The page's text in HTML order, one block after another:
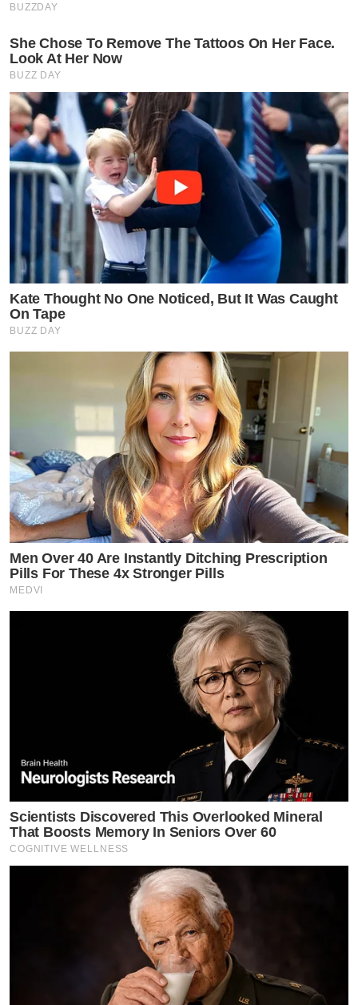
BUZZDAY
She Chose To Remove The Tattoos On Her Face.
Look At Her Now
BUZZ DAY
Kate Thought No One Noticed, But It Was Caught
On Tape
BUZZ DAY
Men Over 40 Are Instantly Ditching Prescription
Pills For These 4x Stronger Pills
MEDVI
Scientists Discovered This Overlooked Mineral
That Boosts Memory In Seniors Over 60
COGNITIVE WELLNESS